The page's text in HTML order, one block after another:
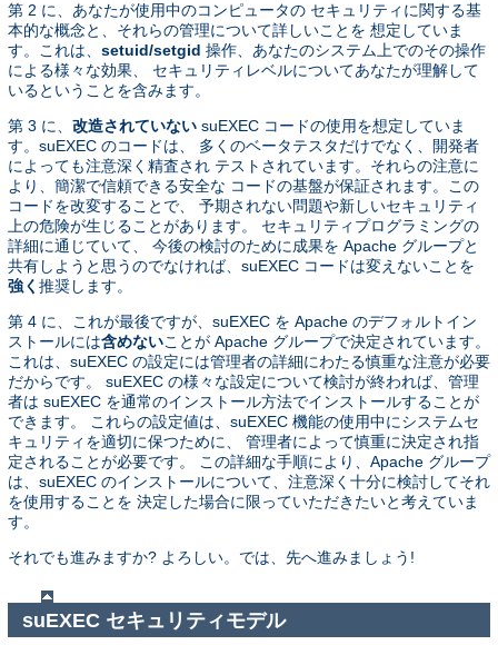
第 2 に、あなたが使用中のコンピュータの セキュリティに関する基
本的な概念と、それらの管理について詳しいことを 想定していま
す。これは、 setuid/setgid 操作、あなたのシステム上でのその操作
による様々な効果、 セキュリティレベルについてあなたが理解して
いるということを含みます。
第 3 に、 改造されていない suEXEC コードの使用を想定していま
す。suEXEC のコードは、 多くのベータテスタだけでなく、開発者
によっても注意深く精査され テストされています。それらの注意に
より、簡潔で信頼できる安全な コードの基盤が保証されます。この
コードを改変することで、 予期されない問題や新しいセキュリティ
上の危険が生じることがあります。 セキュリティプログラミングの
詳細に通じていて、 今後の検討のために成果を Apache グループと
共有しようと思うのでなければ、suEXEC コードは変えないことを
強く 推奨します。
第 4 に、これが最後ですが、suEXEC を Apache のデフォルトイン
ストールには含めないことが Apache グループで決定されています。
これは、suEXEC の設定には管理者の詳細にわたる慎重な注意が必要
だからです。 suEXEC の様々な設定について検討が終われば、管理
者は suEXEC を通常のインストール方法でインストールすることが
できます。 これらの設定値は、suEXEC 機能の使用中にシステムセ
キュリティを適切に保つために、 管理者によって慎重に決定され指
定されることが必要です。 この詳細な手順により、Apache グループ
は、suEXEC のインストールについて、注意深く十分に検討してそれ
を使用することを 決定した場合に限っていただきたいと考えていま
す。
それでも進みますか? よろしい。では、先へ進みましょう!
suEXEC セキュリティモデル